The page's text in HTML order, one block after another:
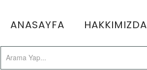
ANASAYFA HAKKIMIZDA